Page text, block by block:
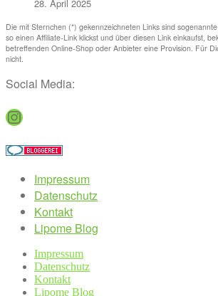
28. April 2025
Die mit Sternchen (*) gekennzeichneten Links sind
so einen Affiliate-Link klickst und über diesen Link einkaufst,
betreffenden Online-Shop oder Anbieter eine Provision. Für
nicht.
Social Media:
Instagram
Impressum
Datenschutz
Kontakt
Lipome Blog
Impressum
Datenschutz
Kontakt
Lipome Blog